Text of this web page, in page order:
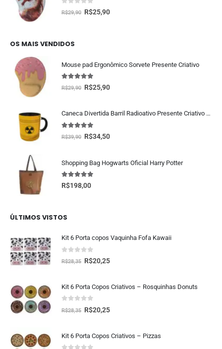
fora de 5
R$29,90 R$25,90
OS MAIS VENDIDOS
Mouse pad Ergonômico Sorvete Presente Criativo
5.00 fora de 5
R$29,90 R$25,90
Caneca Divertida Barril Radioativo Presente Criativo Geek
5.00 fora de 5
R$39,90 R$34,50
Shopping Bag Hogwarts Oficial Harry Potter
5.00 fora de 5
R$198,00
ÚLTIMOS VISTOS
Kit 6 Porta copos Vaquinha Fofa Kawaii
fora de 5
R$28,35 R$20,25
Kit 6 Porta Copos Criativos – Rosquinhas Donuts
fora de 5
R$28,35 R$20,25
Kit 6 Porta Copos Criativos – Pizzas